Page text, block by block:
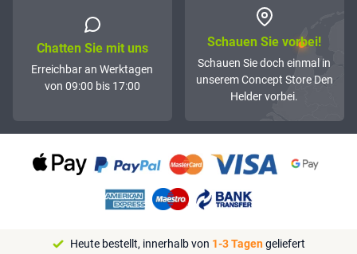
Chatten Sie mit uns
Erreichbar an Werktagen
von 09:00 bis 17:00
Schauen Sie vorbei!
Schauen Sie doch einmal in
unserem Concept Store Den
Helder vorbei.
Heute bestellt, innerhalb von 1-3 Tagengeliefert